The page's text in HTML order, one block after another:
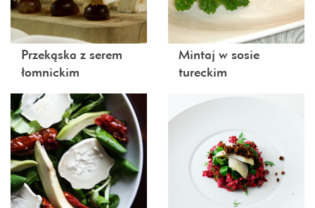
Przekąska z serem
łomnickim
Mintaj w sosie
tureckim